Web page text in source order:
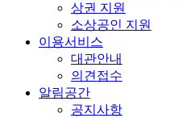
상권 지원
소상공인 지원
이용서비스
대관안내
의견접수
알림공간
공지사항